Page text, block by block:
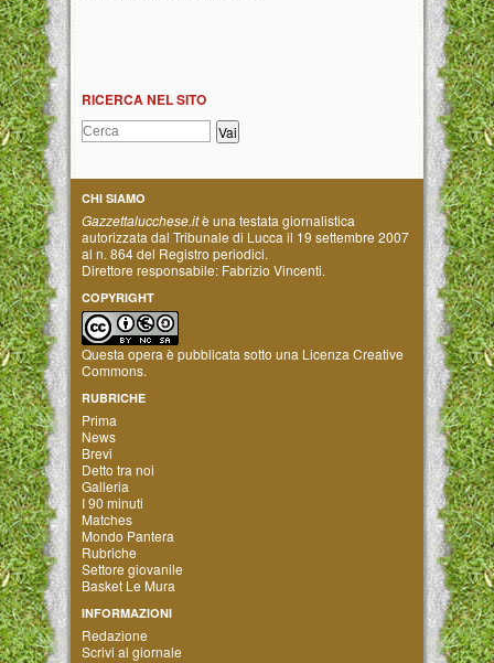
RICERCA NEL SITO
CHI SIAMO
Gazzettalucchese.itè una testata giornalistica
autorizzata dal Tribunale di Lucca il 19 settembre 2007
al n. 864 del Registro periodici.
Direttore responsabile: Fabrizio Vincenti.
COPYRIGHT
Questa opera è pubblicata sotto una Licenza Creative
Commons.
RUBRICHE
Prima
News
Brevi
Detto tra noi
Galleria
I 90 minuti
Matches
Mondo Pantera
Rubriche
Settore giovanile
Basket Le Mura
INFORMAZIONI
Redazione
Scrivi al giornale